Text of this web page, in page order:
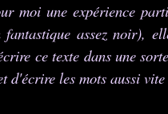
moi une expérience
assez noir),
ce texte dans une
d'écrire les mots aussi